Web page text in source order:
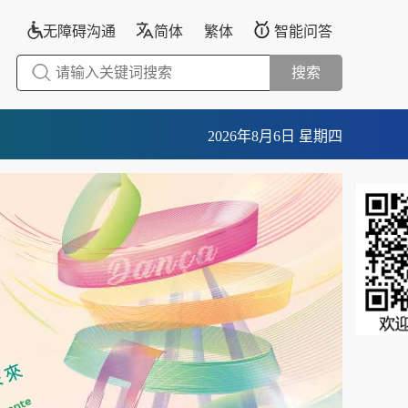
无障碍沟通 简体 繁体 智能问答
搜索
2026年8月6日 星期四